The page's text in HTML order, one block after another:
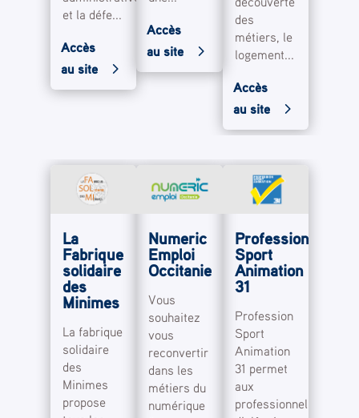
et la défe...
Accès
au site
Accès
au site
des
métiers, le
logement...
Accès
au site
La
Fabrique
solidaire
des
Minimes
La fabrique
solidaire
des
Minimes
propose
Numeric
Emploi
Occitanie
Vous
souhaitez
vous
reconvertir
dans les
métiers du
numérique
Profession
Sport
Animation
31
Profession
Sport
Animation
31 permet
aux
professionnels